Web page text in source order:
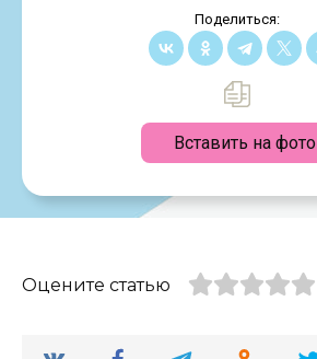
Поделиться:
Вставить на фото
Оцените статью